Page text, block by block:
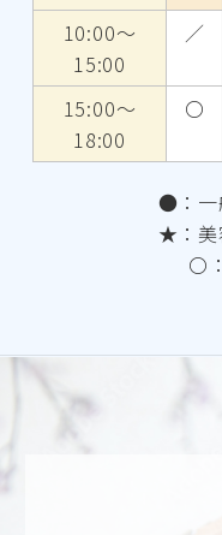
10:00～
15:00
／
15:00～
18:00
〇
●：一
★：美
〇